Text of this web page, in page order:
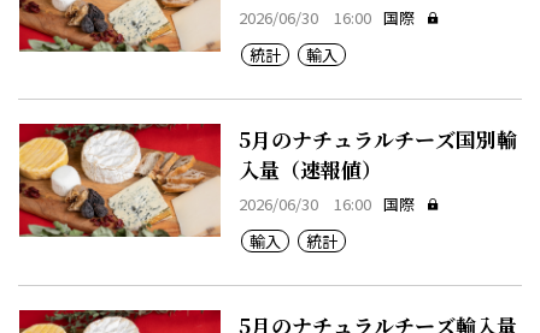
2026/06/30 16:00 国際
統計
輸入
5月のナチュラルチーズ国別輸
入量（速報値）
2026/06/30 16:00 国際
輸入
統計
5月のナチュラルチーズ輸入量